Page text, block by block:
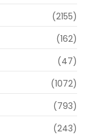
(2155)
(162)
(47)
(1072)
(793)
(243)